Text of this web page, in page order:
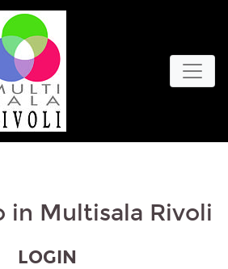
in Multisala Rivoli
LOGIN